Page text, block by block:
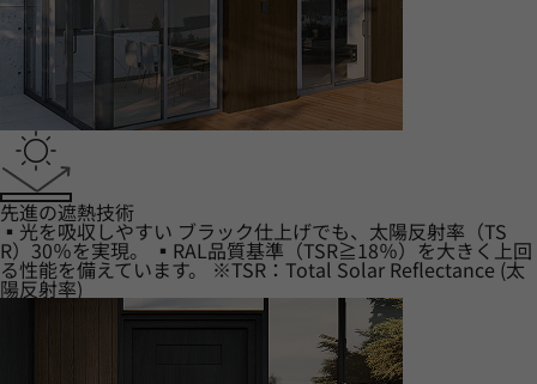
先進の遮熱技術
▪光を吸収しやすい ブラック仕上げでも、太陽反射率（TS
R）30％を実現。 ▪RAL品質基準（TSR≧18％）を大きく上回
る性能を備えています。 ※TSR：Total Solar Reflectance (太
陽反射率)